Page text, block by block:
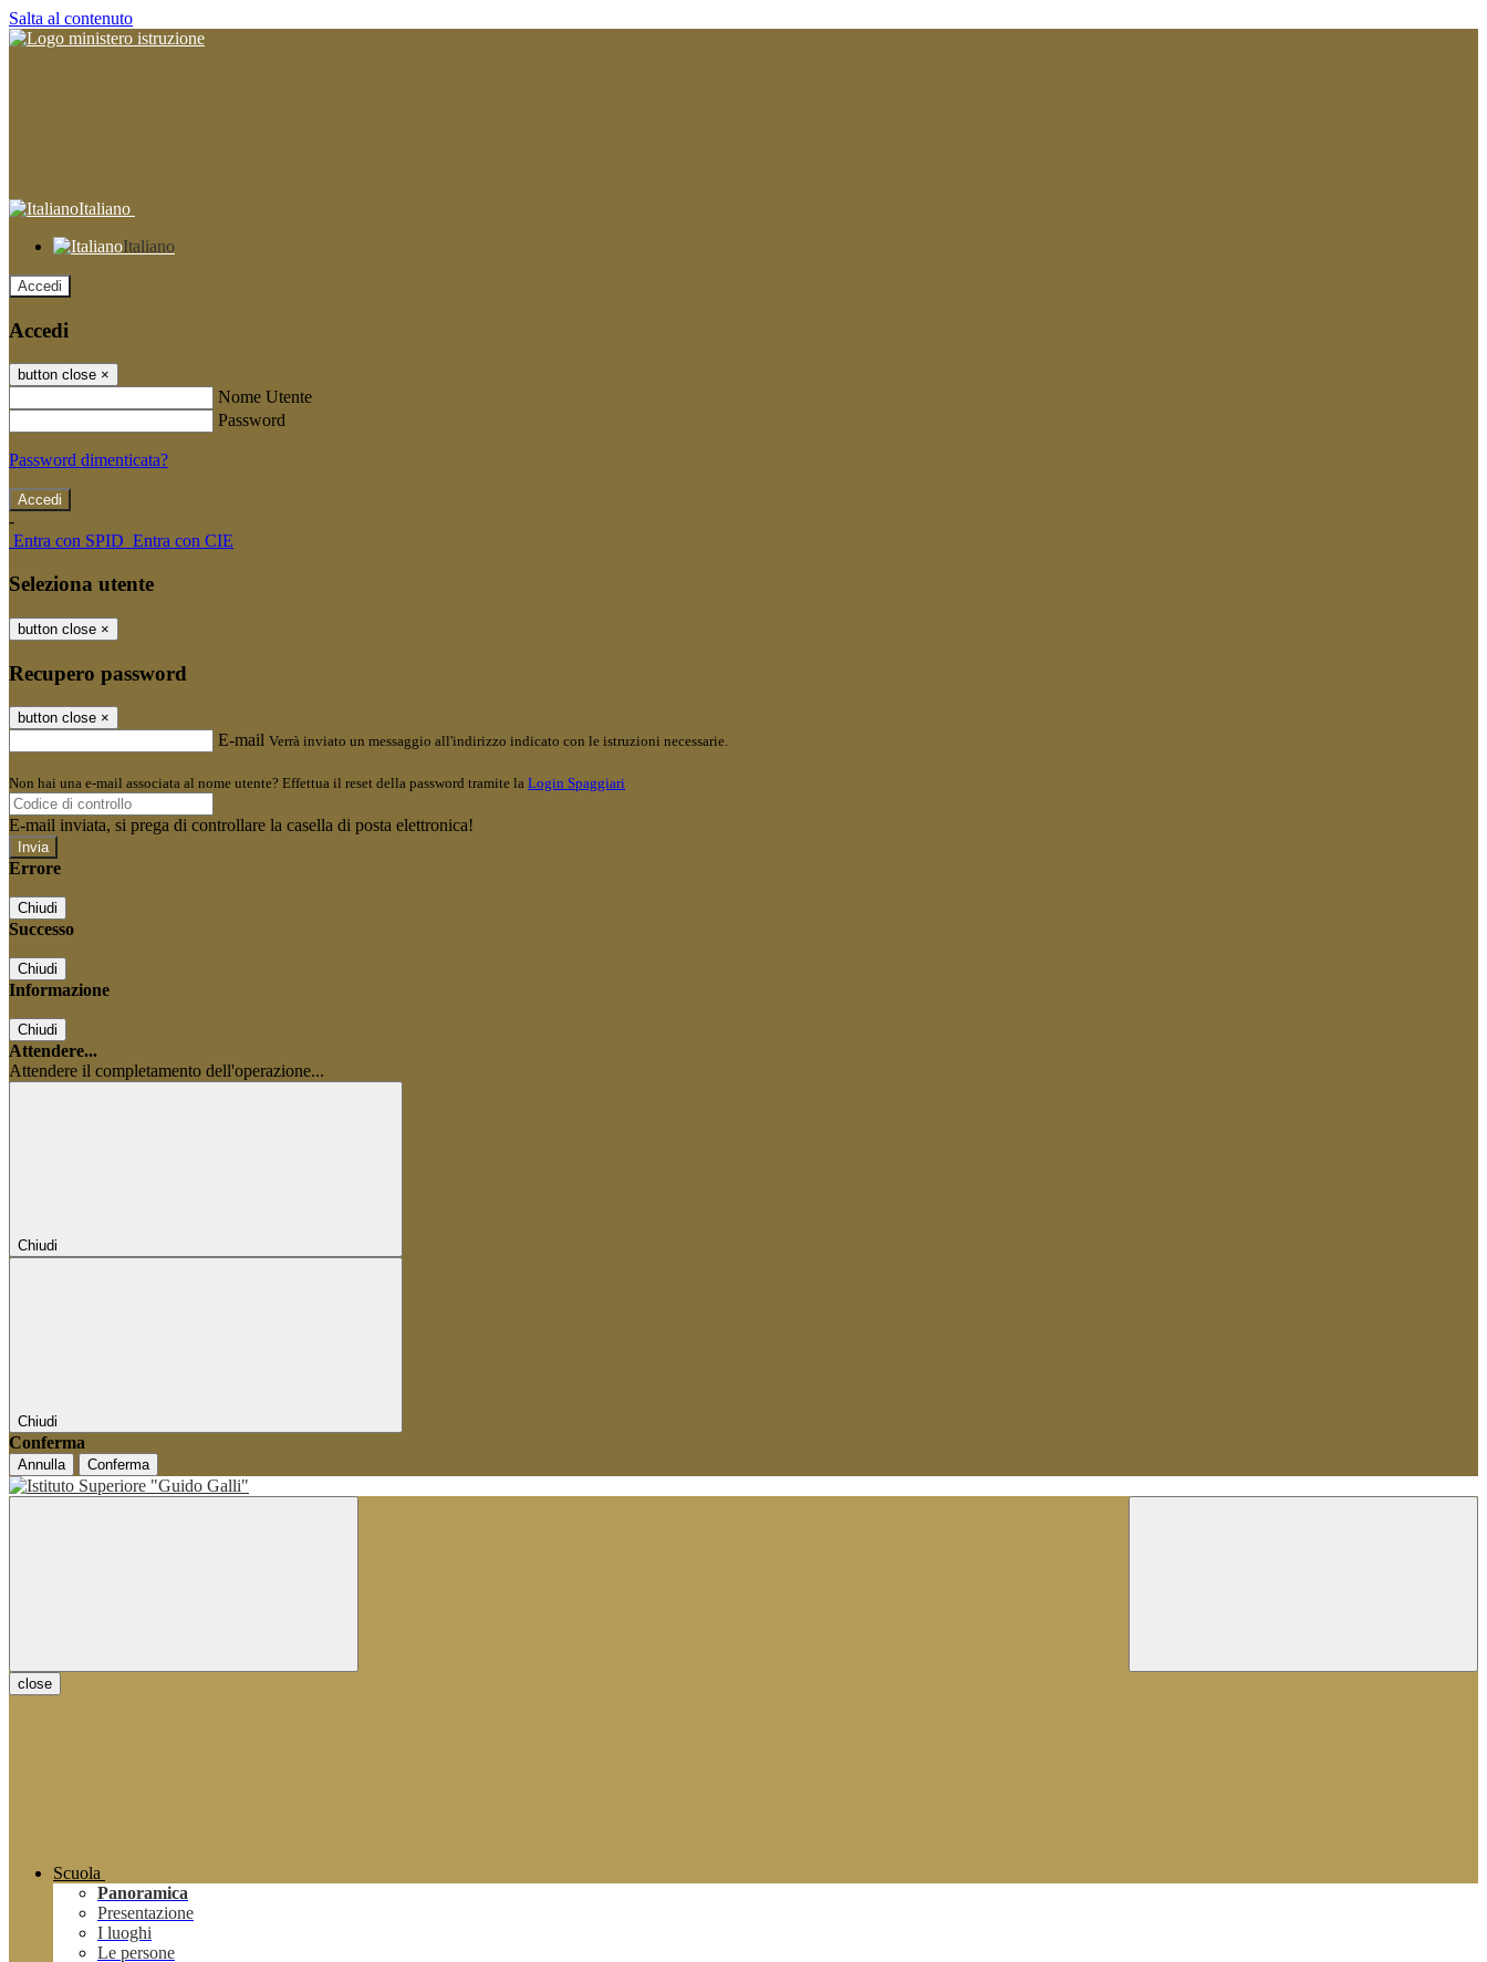
Salta al contenuto
Italiano
Italiano
Accedi
Accedi
button close ×
Nome Utente
Password
Password dimenticata?
-
Entra con SPID Entra con CIE
Seleziona utente
button close ×
Recupero password
button close ×
E-mail Verrà inviato un messaggio all'indirizzo indicato con le istruzioni necessarie.
Non hai una e-mail associata al nome utente? Effettua il reset della password tramite la Login Spaggiari
E-mail inviata, si prega di controllare la casella di posta elettronica!
Errore
Chiudi
Successo
Chiudi
Informazione
Chiudi
Attendere...
Attendere il completamento dell'operazione...
Chiudi
Chiudi
Conferma
Annulla Conferma
close
Scuola
Panoramica
Presentazione
I luoghi
Le persone